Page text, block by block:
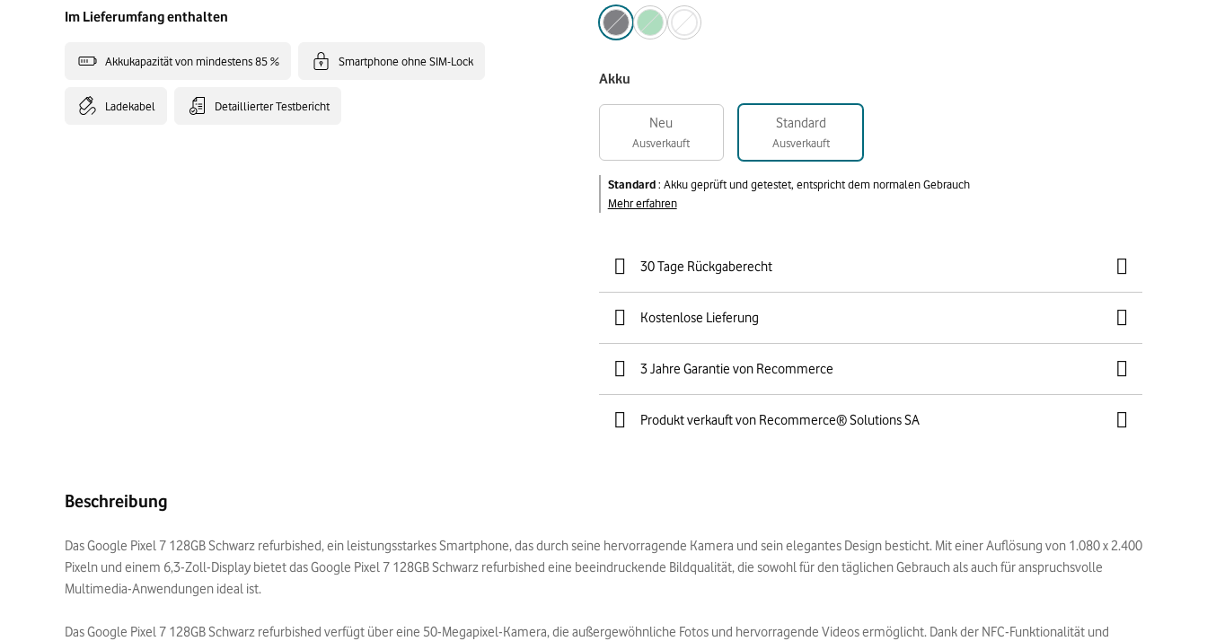
Im Lieferumfang enthalten
Akkukapazität von mindestens 85 % Smartphone ohne SIM-Lock
Ladekabel Detaillierter Testbericht
Akku
Neu
Ausverkauft
Standard
Ausverkauft
Standard: Akku geprüft und getestet, entspricht dem normalen Gebrauch
Mehr erfahren
30 Tage Rückgaberecht
Kostenlose Lieferung
3 Jahre Garantie von Recommerce
Produkt verkauft von Recommerce® Solutions SA
Beschreibung
Das Google Pixel 7 128GB Schwarz refurbished, ein leistungsstarkes Smartphone, das durch seine hervorragende Kamera und sein elegantes Design besticht. Mit einer Auflösung von 1.080 x 2.400
Pixeln und einem 6,3-Zoll-Display bietet das Google Pixel 7 128GB Schwarz refurbished eine beeindruckende Bildqualität, die sowohl für den täglichen Gebrauch als auch für anspruchsvolle
Multimedia-Anwendungen ideal ist.
Das Google Pixel 7 128GB Schwarz refurbished verfügt über eine 50-Megapixel-Kamera, die außergewöhnliche Fotos und hervorragende Videos ermöglicht. Dank der NFC-Funktionalität und